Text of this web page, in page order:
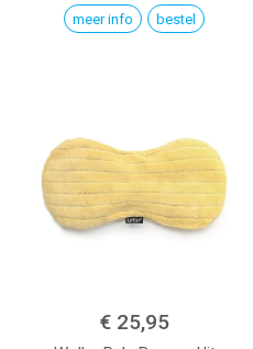
meer info bestel
€ 25,95